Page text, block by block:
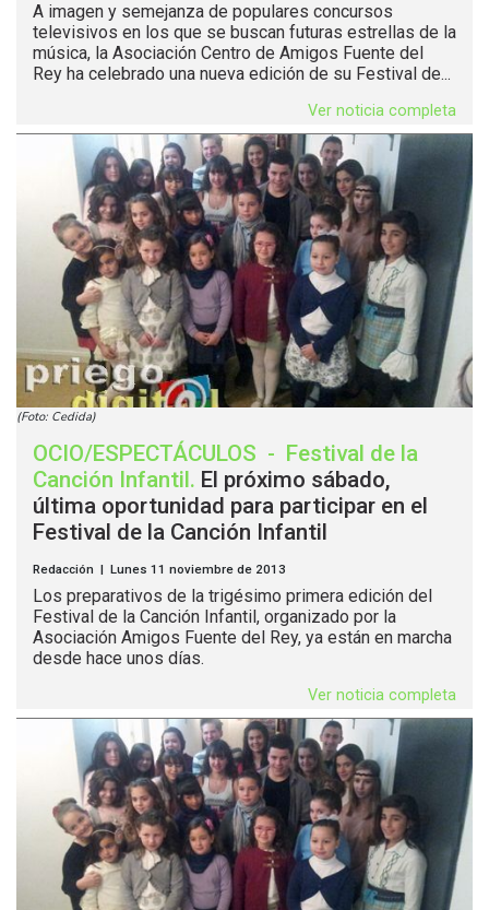
A imagen y semejanza de populares concursos
televisivos en los que se buscan futuras estrellas de la
música, la Asociación Centro de Amigos Fuente del
Rey ha celebrado una nueva edición de su Festival de...
Ver noticia completa
(Foto: Cedida)
OCIO/ESPECTÁCULOS - Festival de la
Canción Infantil. El próximo sábado,
última oportunidad para participar en el
Festival de la Canción Infantil
Redacción | Lunes 11 noviembre de 2013
Los preparativos de la trigésimo primera edición del
Festival de la Canción Infantil, organizado por la
Asociación Amigos Fuente del Rey, ya están en marcha
desde hace unos días.
Ver noticia completa